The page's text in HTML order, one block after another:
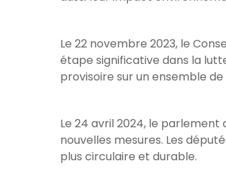
Le 22 novembre 2023, le
étape significative dans la
provisoire sur un ensemble
Le 24 avril 2024, le
nouvelles mesures. Les
plus circulaire et durable.